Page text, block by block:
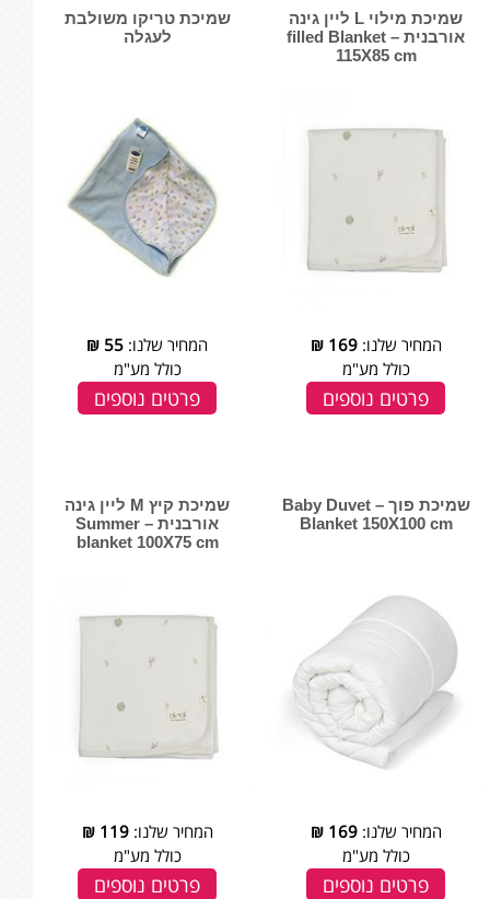
שמיכת מילוי L ליין גינה
אורבנית – filled Blanket
115X85 cm
המחיר שלנו:169
₪
כולל מע"מ
פרטים נוספים
שמיכת טריקו משולבת
לעגלה
המחיר שלנו: 55
₪
כולל מע"מ
פרטים נוספים
שמיכת פוך – Baby Duvet
Blanket 150X100 cm
המחיר שלנו:169
₪
כולל מע"מ
פרטים נוספים
שמיכת קיץ M ליין גינה
אורבנית – Summer
blanket 100X75 cm
המחיר שלנו:119
₪
כולל מע"מ
פרטים נוספים